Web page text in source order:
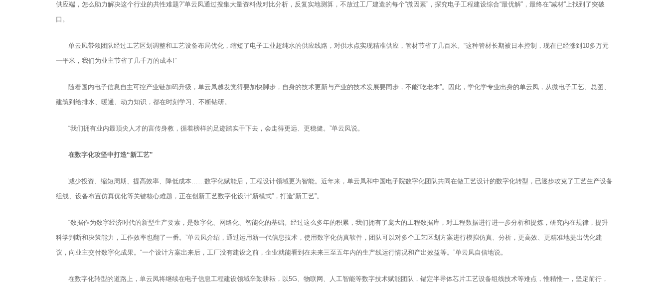
供应端，怎么助力解决这个行业的共性难题?”单云凤通过搜集大量资料做对比分析，反复实地测算，不放过工厂建造的每个“微因素”，探究电子工程建设综合“最优解”，最终在“减材”上找到了突破
口。
单云凤带领团队经过工艺区划调整和工艺设备布局优化，缩短了电子工业超纯水的供应线路，对供水点实现精准供应，管材节省了几百米。“这种管材长期被日本控制，现在已经涨到10多万元
一平米，我们为业主节省了几千万的成本!”
随着国内电子信息自主可控产业链加码升级，单云凤越发觉得要加快脚步，自身的技术更新与产业的技术发展要同步，不能“吃老本”。因此，学化学专业出身的单云凤，从微电子工艺、总图、
建筑到给排水、暖通、动力知识，都在时刻学习、不断钻研。
“我们拥有业内最顶尖人才的言传身教，循着榜样的足迹踏实干下去，会走得更远、更稳健。”单云凤说。
在数字化攻坚中打造“新工艺”
减少投资、缩短周期、提高效率、降低成本……数字化赋能后，工程设计领域更为智能。近年来，单云凤和中国电子院数字化团队共同在做工艺设计的数字化转型，已逐步攻克了工艺生产设备
组线、设备布置仿真优化等关键核心难题，正在创新工艺数字化设计“新模式”，打造“新工艺”。
“数据作为数字经济时代的新型生产要素，是数字化、网络化、智能化的基础。经过这么多年的积累，我们拥有了庞大的工程数据库，对工程数据进行进一步分析和提炼，研究内在规律，提升
科学判断和决策能力，工作效率也翻了一番。”单云凤介绍，通过运用新一代信息技术，使用数字化仿真软件，团队可以对多个工艺区划方案进行模拟仿真、分析，更高效、更精准地提出优化建
议，向业主交付数字化成果。“一个设计方案出来后，工厂没有建设之前，企业就能看到在未来三至五年内的生产线运行情况和产出效益等。”单云凤自信地说。
在数字化转型的道路上，单云凤将继续在电子信息工程建设领域辛勤耕耘，以5G、物联网、人工智能等数字技术赋能团队，锚定半导体芯片工艺设备组线技术等难点，惟精惟一，坚定前行，